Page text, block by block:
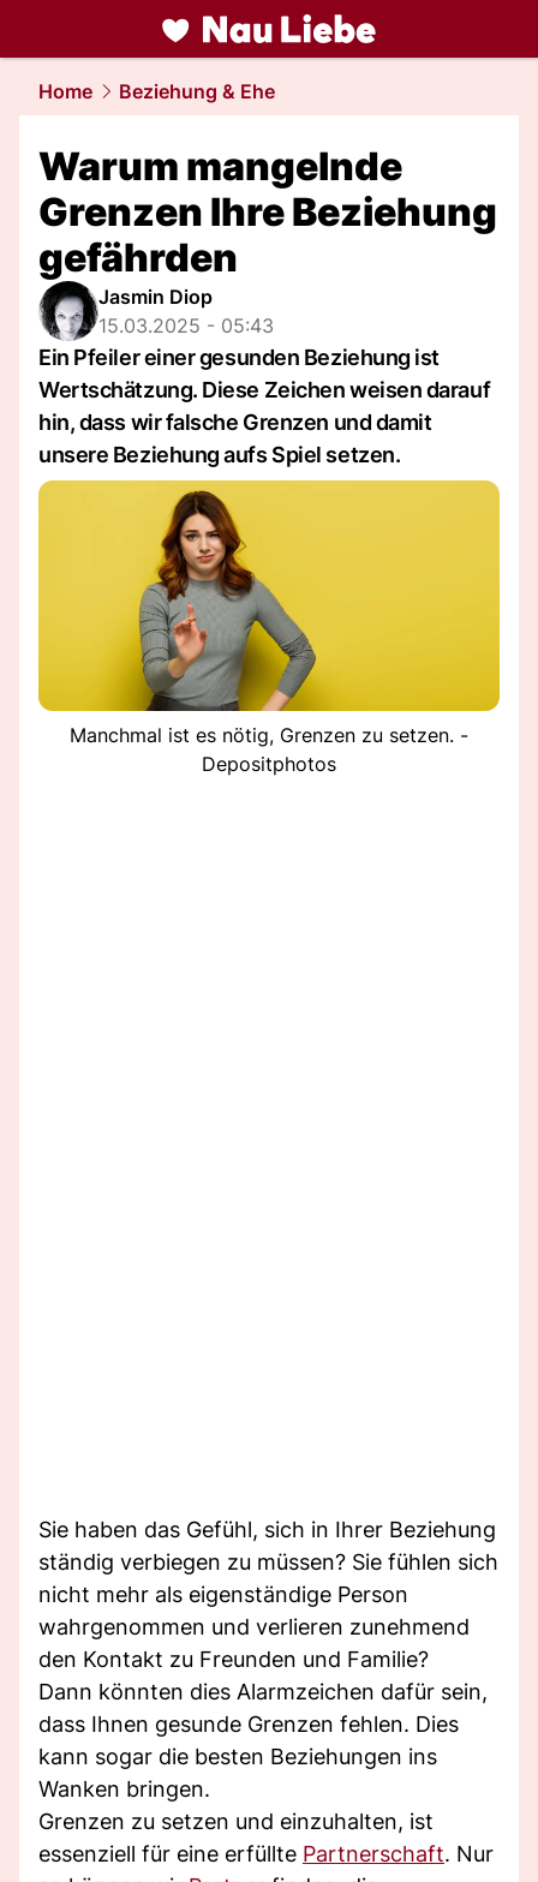
liebe.NAU.ch
Home Beziehung & Ehe
Warum mangelnde
Grenzen Ihre Beziehung
gefährden
Jasmin Diop
15.03.2025 - 05:43
Ein Pfeiler einer gesunden Beziehung ist
Wertschätzung. Diese Zeichen weisen darauf
hin, dass wir falsche Grenzen und damit
unsere Beziehung aufs Spiel setzen.
Manchmal ist es nötig, Grenzen zu setzen. -
Depositphotos
Sie haben das Gefühl, sich in Ihrer Beziehung
ständig verbiegen zu müssen? Sie fühlen sich
nicht mehr als eigenständige Person
wahrgenommen und verlieren zunehmend
den Kontakt zu Freunden und Familie?
Dann könnten dies Alarmzeichen dafür sein,
dass Ihnen gesunde Grenzen fehlen. Dies
kann sogar die besten Beziehungen ins
Wanken bringen.
Grenzen zu setzen und einzuhalten, ist
essenziell für eine erfüllte Partnerschaft. Nur